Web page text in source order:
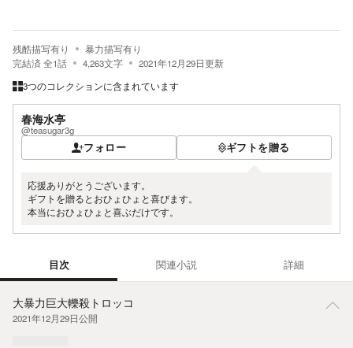
残酷描写有り
暴力描写有り
完結済全1話 4,263文字 2021年12月29日更新
3つのコレクションに含まれています
春海水亭
@teasugar3g
フォロー ギフトを贈る
応援ありがとうございます。
ギフトを贈るとおひょひょと喜びます。
本当におひょひょと喜ぶだけです。
目次 関連小説 詳細
大暴力巨大轢殺トロッコ
2021年12月29日公開